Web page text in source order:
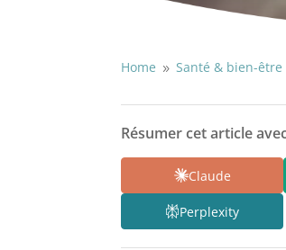
Home 9 Santé & bien-être
Résumer cet article
Claude
Perplexity